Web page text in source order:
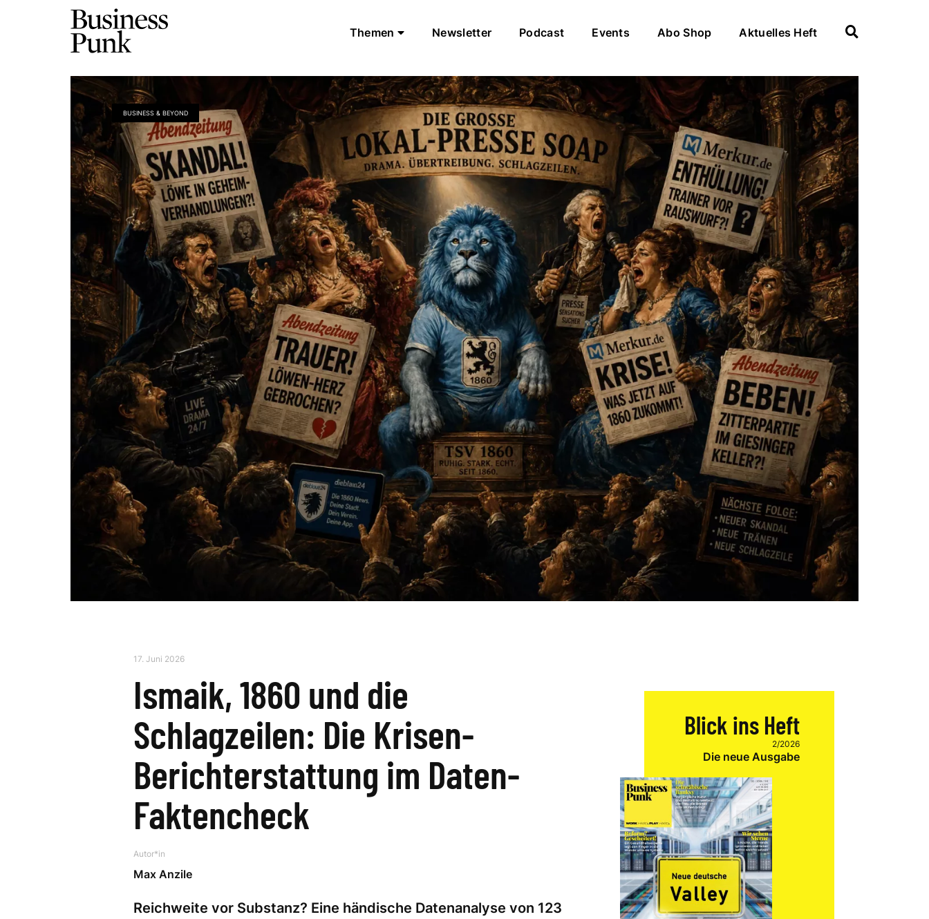
Themen Newsletter Podcast Events Abo Shop Aktuelles Heft
BUSINESS & BEYOND
17. Juni 2026
Ismaik, 1860 und die
Schlagzeilen: Die Krisen-
Berichterstattung im Daten-
Faktencheck
Autor*in
Max Anzile
Reichweite vor Substanz? Eine händische Datenanalyse von 123
Blick ins Heft
2/2026
Die neue Ausgabe